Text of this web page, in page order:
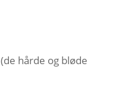
hårde og bløde